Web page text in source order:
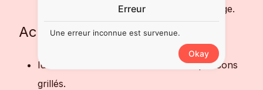
donne envie de savourer encore davantage.
Accords Mets et Bières
Idéale avec des fruits de mer et des poissons
grillés.
Erreur
Une erreur inconnue est survenue.
Okay